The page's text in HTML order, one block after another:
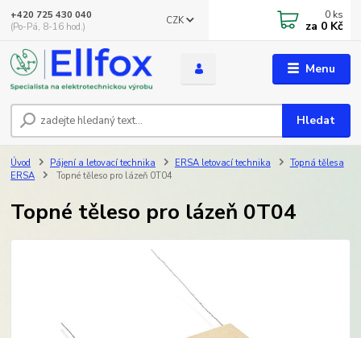
Menu
CZK
Hledat
+420 725 430 040
(Po-Pá, 8-16 hod.)
0 ks
za 0 Kč
Úvod Pájení a letovací technika ERSA letovací technika
Topná tělesa
ERSA
Topné těleso pro lázeň 0T04
Topné těleso pro lázeň 0T04